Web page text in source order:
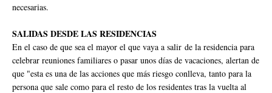
necesarias.
SALIDAS DESDE LAS RESIDENCIAS
En el caso de que sea el mayor el que vaya a salir de la residencia para
celebrar reuniones familiares o pasar unos días de vacaciones, alertan de
que "esta es una de las acciones que más riesgo conlleva, tanto para la
persona que sale como para el resto de los residentes tras la vuelta al